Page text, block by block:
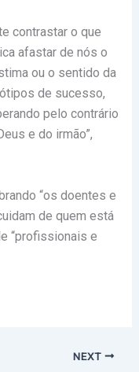
contrastar o que
afastar de nós o
ou o sentido da
de sucesso,
pelo contrário
e do irmão”,
“os doentes e
de quem está
“profissionais e
NEXT